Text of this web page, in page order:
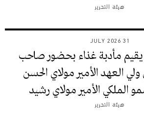
هيئة التحرير
31 JULY 2026
مأدبة غذاء بحضور صاحب
العهد الأمير مولاي الحسن
الملكي الأمير مولاي رشيد
هيئة التحرير